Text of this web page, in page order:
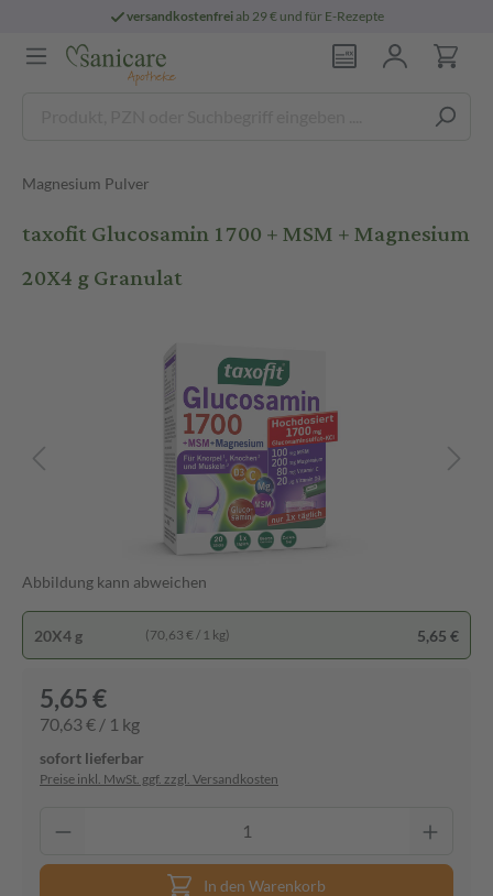
versandkostenfreiab 29 € und für E-Rezepte
Magnesium Pulver
taxofit Glucosamin 1700 + MSM + Magnesium
20X4 g Granulat
Abbildung kann abweichen
20X4 g (70,63 € / 1 kg) 5,65 €
5,65 €
70,63 € / 1 kg
sofort lieferbar
Preise inkl. MwSt. ggf. zzgl. Versandkosten
In den Warenkorb